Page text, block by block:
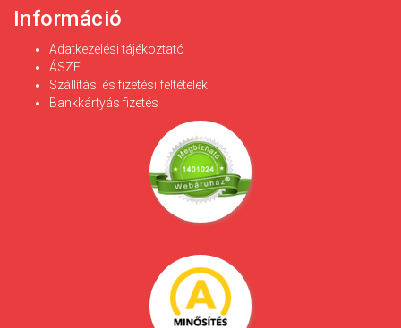
Információ
Adatkezelési tájékoztató
ÁSZF
Szállítási és fizetési feltételek
Bankkártyás fizetés